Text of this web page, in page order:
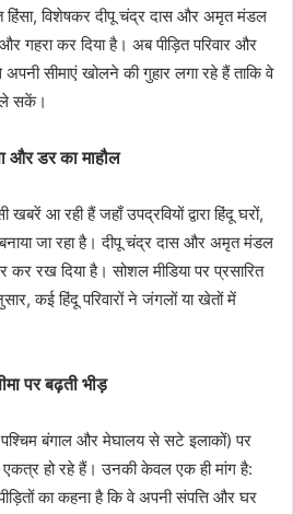
हिंसा, विशेषकर दीपू चंद्र दास और अमृत मंडल
गहरा कर दिया है। अब पीड़ित परिवार और
सीमाएं खोलने की गुहार लगा रहे हैं ताकि वे
ले सकें।
और डर का माहौल
खबरें आ रही हैं जहाँ उपद्रवियों द्वारा हिंदू घरों,
बनाया जा रहा है। दीपू चंद्र दास और अमृत मंडल
रख दिया है। सोशल मीडिया पर प्रसारित
कई हिंदू परिवारों ने जंगलों या खेतों में
पर बढ़ती भीड़
पश्चिम बंगाल और मेघालय से सटे इलाकों) पर
हो रहे हैं। उनकी केवल एक ही मांग है:
का कहना है कि वे अपनी संपत्ति और घर